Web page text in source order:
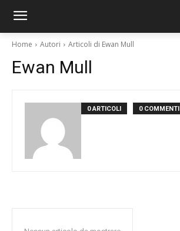
Home Autori Articoli di Ewan Mull
Ewan Mull
0 ARTICOLI 0 COMMENTI